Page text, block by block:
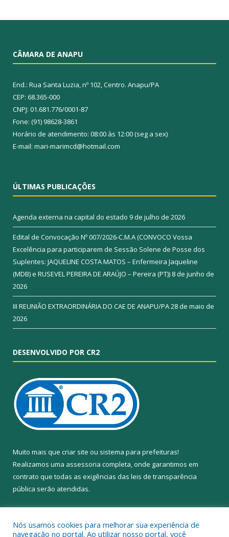
CÂMARA DE ANAPU
End.: Rua Santa Luzia, nº 102, Centro. Anapu/PA
CEP: 68.365-000
CNPJ: 01.681.776/0001-87
Fone: (91) 98628-3861
Horário de atendimento: 08:00 às 12:00 (seg a sex)
E-mail: mari-marimcd@hotmail.com
ÚLTIMAS PUBLICAÇÕES
Agenda externa na capital do estado 9 de julho de 2026
Edital de Convocação Nº 007/2026-C.M.A (CONVOCO Vossa
Excelência para participarem de Sessão Solene de Posse dos
Suplentes: JAQUELINE COSTA MATOS – Enfermeira Jaqueline
(MDB) e RUSEVEL PEREIRA DE ARAÚJO – Pereira (PT)) 8 de junho de
2026
III REUNIÃO EXTRAORDINÁRIA DO CAE DE ANAPU/PA28 de maio de
2026
DESENVOLVIDO POR CR2
Muito mais que criar site ou sistema para prefeituras!
Realizamos uma assessoria completa, onde garantimos em
contrato que todas as exigências das leis de transparência
pública serão atendidas.
Nós usamos cookies para melhorar sua experiência de
navegação no portal. Ao utilizar nosso portal, você